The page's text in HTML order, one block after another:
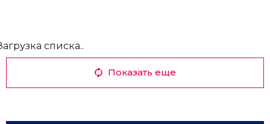
списка..
Показать еще